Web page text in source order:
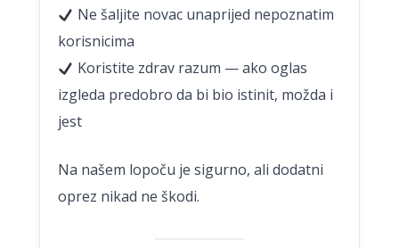
Ne šaljite novac unaprijed nepoznatim
korisnicima
Koristite zdrav razum — ako oglas
izgleda predobro da bi bio istinit, možda i
jest
Na našem lopoču je sigurno, ali dodatni
oprez nikad ne škodi.